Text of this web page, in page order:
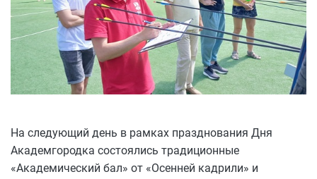
На следующий день в рамках празднования Дня
Академгородка состоялись традиционные
«Академический бал» от «Осенней кадрили» и